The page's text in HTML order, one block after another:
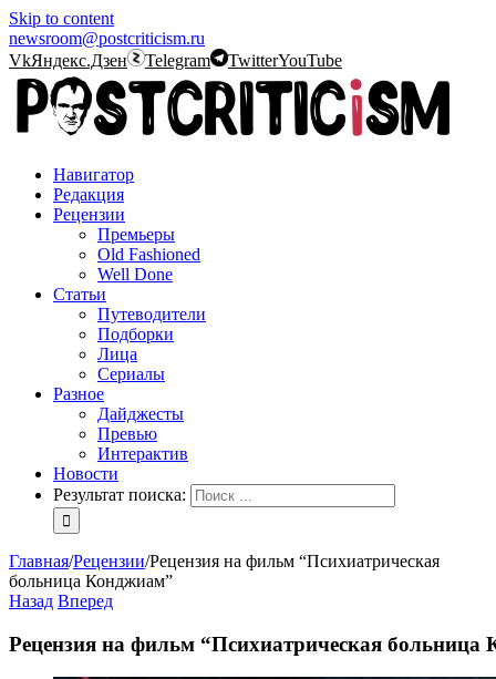
Skip to content
newsroom@postcriticism.ru
VkЯндекс.Дзен Telegram TwitterYouTube
Навигатор
Редакция
Рецензии
Премьеры
Old Fashioned
Well Done
Статьи
Путеводители
Подборки
Лица
Сериалы
Разное
Дайджесты
Превью
Интерактив
Новости
Результат поиска:
Главная/Рецензии/Рецензия на фильм “Психиатрическая
больница Конджиам”
Назад Вперед
Рецензия на фильм “Психиатрическая больница